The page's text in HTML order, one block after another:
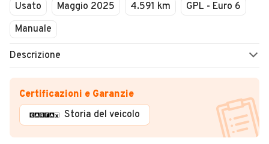
Usato Maggio 2025 4.591 km
GPL - Euro 6
Manuale
Descrizione
Certificazioni e Garanzie
Storia del veicolo